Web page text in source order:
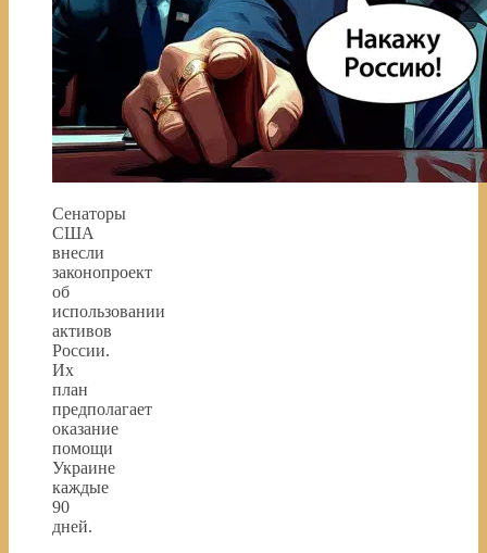
Сенаторы
США
внесли
законопроект
об
использовании
активов
России.
Их
план
предполагает
оказание
помощи
Украине
каждые
90
дней.